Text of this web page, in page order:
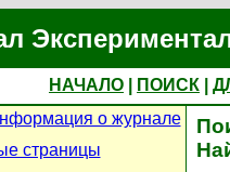
НАЧАЛО ПОИСК
о журнале
страницы